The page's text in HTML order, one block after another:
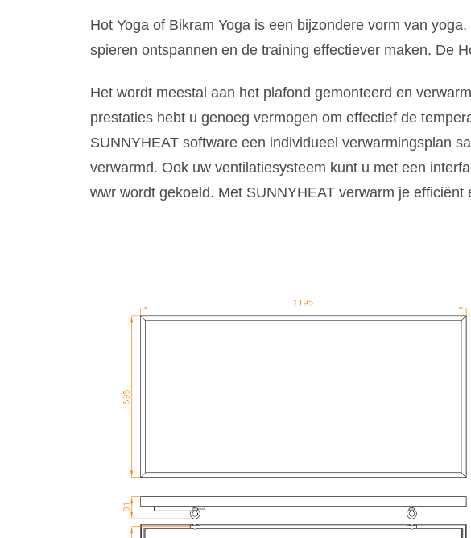
Hot Yoga of Bikram Yoga is een bijzondere vorm van
spieren ontspannen en de training effectiever maken. De
Het wordt meestal aan het plafond gemonteerd en
prestaties hebt u genoeg vermogen om effectief de
SUNNYHEAT software een individueel verwarmingsplan
verwarmd. Ook uw ventilatiesysteem kunt u met een
wwr wordt gekoeld. Met SUNNYHEAT verwarm je efficiënt